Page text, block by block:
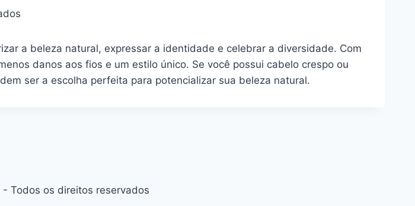
a beleza natural, expressar a identidade e celebrar a diversidade. Com
danos aos fios e um estilo único. Se você possui cabelo crespo ou
ser a escolha perfeita para potencializar sua beleza natural.
Todos os direitos reservados